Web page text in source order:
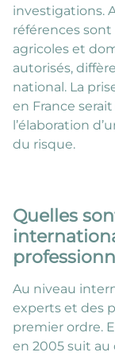
investigations.
références
agricoles et
autorisés,
national. La
en France
l’élaboration
du risque.
Quelles
Au niveau
experts et des
premier ordre.
en 2005 suit au